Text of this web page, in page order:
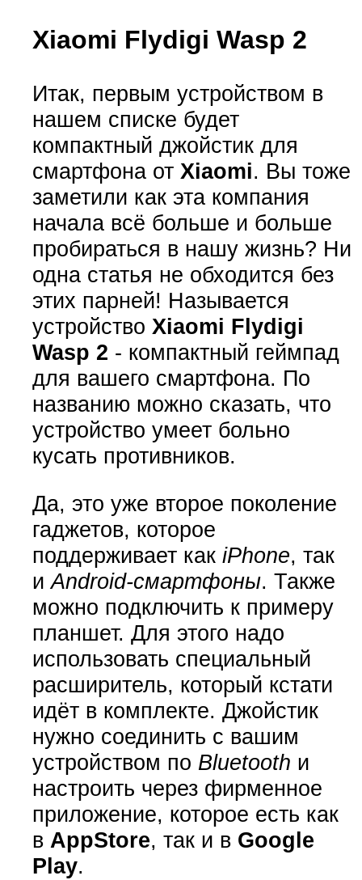
Xiaomi Flydigi Wasp 2
Итак, первым устройством в
нашем списке будет
компактный джойстик для
смартфона от Xiaomi. Вы тоже
заметили как эта компания
начала всё больше и больше
пробираться в нашу жизнь? Ни
одна статья не обходится без
этих парней! Называется
устройство Xiaomi Flydigi
Wasp 2 - компактный геймпад
для вашего смартфона. По
названию можно сказать, что
устройство умеет больно
кусать противников.
Да, это уже второе поколение
гаджетов, которое
поддерживает как iPhone, так
иAndroid-смартфоны. Также
можно подключить к примеру
планшет. Для этого надо
использовать специальный
расширитель, который кстати
идёт в комплекте. Джойстик
нужно соединить с вашим
устройством по Bluetooth и
настроить через фирменное
приложение, которое есть как
в AppStore, так и в Google
Play.